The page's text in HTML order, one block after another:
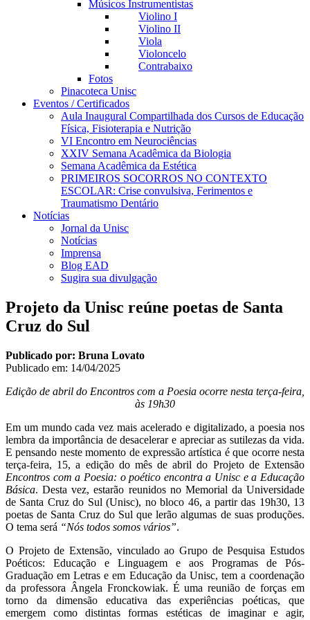
Músicos Instrumentistas
Violino I
Violino II
Viola
Violoncelo
Contrabaixo
Fotos
Pinacoteca Unisc
Eventos / Certificados
Aula Inaugural Compartilhada dos Cursos de Educação
Física, Fisioterapia e Nutrição
VI Encontro em Neurociências
XXIV Semana Acadêmica da Biologia
Semana Acadêmica da Estética
PRIMEIROS SOCORROS NO CONTEXTO
ESCOLAR: Crise convulsiva, Ferimentos e
Traumatismo Dentário
Notícias
Jornal da Unisc
Notícias
Imprensa
Blog EAD
Sugira sua divulgação
Projeto da Unisc reúne poetas de Santa
Cruz do Sul
Publicado por: Bruna Lovato
Publicado em: 14/04/2025
Edição de abril do Encontros com a Poesia ocorre nesta terça-feira,
às 19h30
Em um mundo cada vez mais acelerado e digitalizado, a poesia nos
lembra da importância de desacelerar e apreciar as sutilezas da vida.
E pensando neste momento de expressão artística é que ocorre nesta
terça-feira, 15, a edição do mês de abril do Projeto de Extensão
Encontros com a Poesia: o poético encontra a Unisc e a Educação
Básica. Desta vez, estarão reunidos no Memorial da Universidade
de Santa Cruz do Sul (Unisc), no bloco 46, a partir das 19h30, 13
poetas de Santa Cruz do Sul que lerão algumas de suas produções.
O tema será “Nós todos somos vários”.
O Projeto de Extensão, vinculado ao Grupo de Pesquisa Estudos
Poéticos: Educação e Linguagem e aos Programas de Pós-
Graduação em Letras e em Educação da Unisc, tem a coordenação
da professora Ângela Fronckowiak. É uma reunião de forças em
torno da dimensão educativa das experiências poéticas, que
emergem como distintas formas estéticas de imaginar e agir,